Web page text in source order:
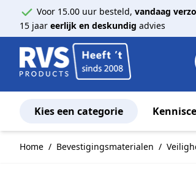
Voor 15.00 uur besteld, vandaag
15 jaar eerlijk en deskundig advies
Kies een categorie
Home / Bevestigingsmaterialen /